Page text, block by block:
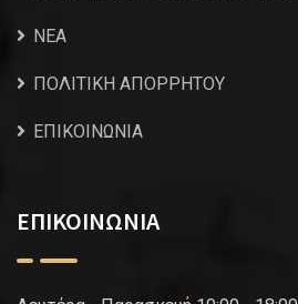
NEA
ΠΟΛΙΤΙΚΗ ΑΠΟΡΡΗΤΟΥ
ΕΠΙΚΟΙΝΩΝΙΑ
ΕΠΙΚΟΙΝΩΝΙΑ